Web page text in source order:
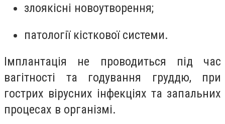
злоякісні новоутворення;
патології кісткової системи.
Імплантація не проводиться під час
вагітності та годування груддю, при
гострих вірусних інфекціях та запальних
процесах в організмі.